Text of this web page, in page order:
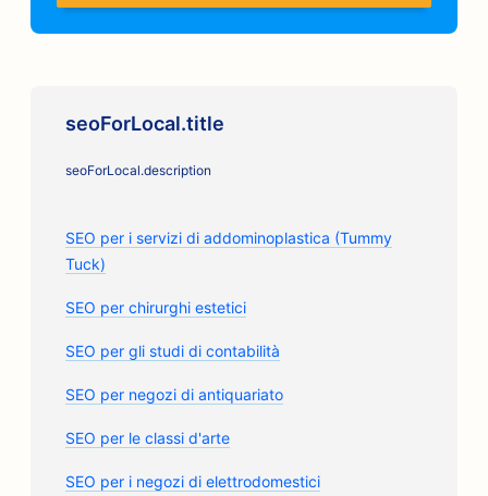
seoForLocal.title
seoForLocal.description
SEO per i servizi di addominoplastica (Tummy
Tuck)
SEO per chirurghi estetici
SEO per gli studi di contabilità
SEO per negozi di antiquariato
SEO per le classi d'arte
SEO per i negozi di elettrodomestici